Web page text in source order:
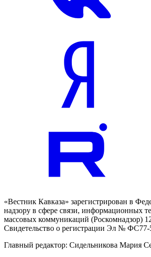
«Вестник Кавказа» зарегистрирован в
надзору в сфере связи, информационных
массовых коммуникаций (Роскомнадзор)
Свидетельство о регистрации Эл № ФС77-
Главный редактор: Сидельникова Мария